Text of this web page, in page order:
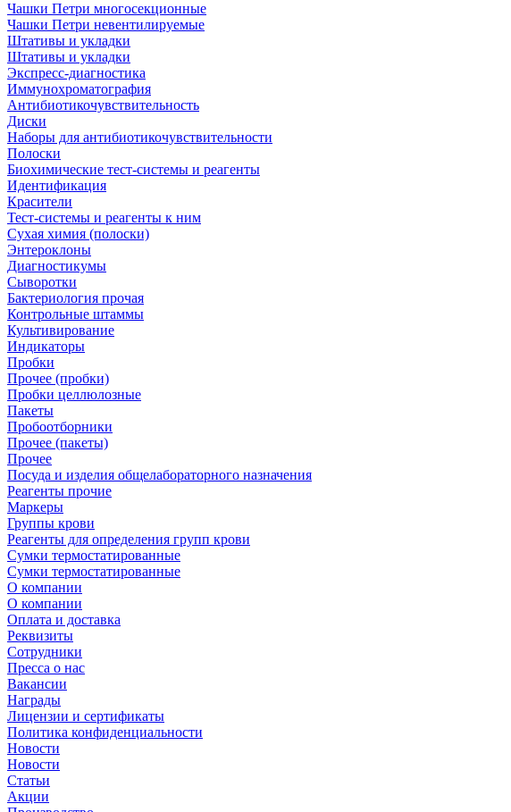
Чашки Петри многосекционные
Чашки Петри невентилируемые
Штативы и укладки
Штативы и укладки
Экспресс-диагностика
Иммунохроматография
Антибиотикочувствительность
Диски
Наборы для антибиотикочувствительности
Полоски
Биохимические тест-системы и реагенты
Идентификация
Красители
Тест-системы и реагенты к ним
Сухая химия (полоски)
Энтероклоны
Диагностикумы
Сыворотки
Бактериология прочая
Контрольные штаммы
Культивирование
Индикаторы
Пробки
Прочее (пробки)
Пробки целлюлозные
Пакеты
Пробоотборники
Прочее (пакеты)
Прочее
Посуда и изделия общелабораторного назначения
Реагенты прочие
Маркеры
Группы крови
Реагенты для определения групп крови
Сумки термостатированные
Сумки термостатированные
О компании
О компании
Оплата и доставка
Реквизиты
Сотрудники
Пресса о нас
Вакансии
Награды
Лицензии и сертификаты
Политика конфиденциальности
Новости
Новости
Статьи
Акции